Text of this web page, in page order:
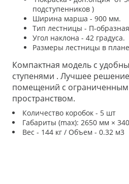
подступенников )
Ширина марша - 900 мм.
Тип лестницы - П-
Угол наклона - 42 градуса.
Размеры лестницы в
Компактная модель с
ступенями . Лучшее
помещений с
пространством.
Количество коробок - 5 шт
Габариты (max): 2650 мм ×
Вес - 144 кг / Объем - 0.32 м3